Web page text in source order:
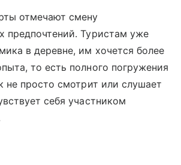
отмечают смену
предпочтений. Туристам уже
в деревне, им хочется более
то есть полного погружения
не просто смотрит или слушает
себя участником